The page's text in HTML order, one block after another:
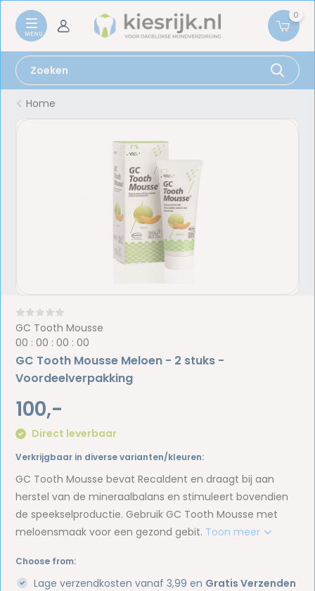
0
Home
GC Tooth Mousse
00 :00 :00 :00
GC Tooth Mousse Meloen - 2 stuks -
Voordeelverpakking
100,-
Direct leverbaar
Verkrijgbaar in diverse varianten/kleuren:
GC Tooth Mousse bevat Recaldent en draagt bij aan
herstel van de mineraalbalans en stimuleert bovendien
de speekselproductie. Gebruik GC Tooth Mousse met
meloensmaak voor een gezond gebit. Toon meer
Choose from:
Lage verzendkosten vanaf 3,99 en Gratis Verzenden